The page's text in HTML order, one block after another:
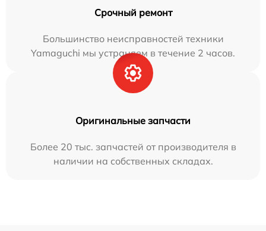
Срочный ремонт
Большинство неисправностей техники
Yamaguchi мы устраняем в течение 2 часов.
Оригинальные запчасти
Более 20 тыс. запчастей от производителя в
наличии на собственных складах.